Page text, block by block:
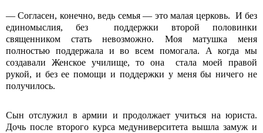
— Согласен, конечно, ведь семья — это малая церковь. И без
единомыслия, без поддержки второй половинки
священником стать невозможно. Моя матушка меня
полностью поддержала и во всем помогала. А когда мы
создавали Женское училище, то она стала моей правой
рукой, и без ее помощи и поддержки у меня бы ничего не
получилось.
Сын отслужил в армии и продолжает учиться на юриста.
Дочь после второго курса медуниверситета вышла замуж и